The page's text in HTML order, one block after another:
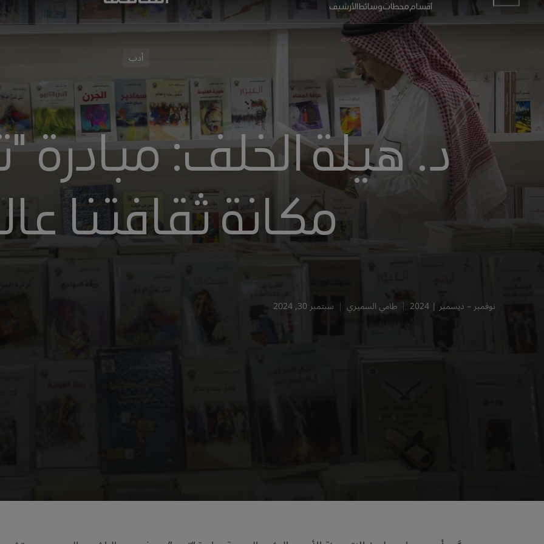
انتقل إلى المحتوى الرئيسي
أقسام محطاتوسائط الأرشيف
أدب
د. هيلة الخلف: مبادرة
مكانة ثقافتنا
نوفمبر – ديسمبر | 2024 طامي السميري سبتمبر 30, 2024